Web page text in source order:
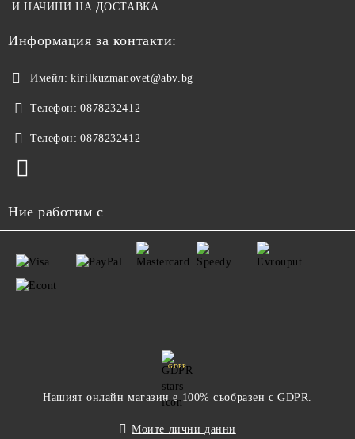
И НАЧИНИ НА ДОСТАВКА
Информация за контакти:
Имейл: kirilkuzmanovet@abv.bg
Телефон: 0878232412
Телефон: 0878232412
Ние работим с
GDPR
Нашият онлайн магазин е 100% съобразен с GDPR.
Моите лични данни